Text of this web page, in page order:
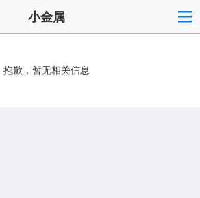
小金属
抱歉，暂无相关信息